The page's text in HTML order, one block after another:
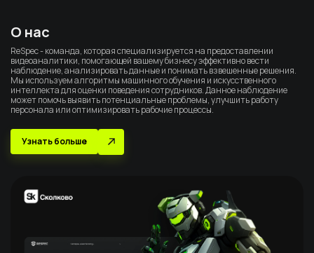
О нас
ReSpec - команда, которая специализируется на предоставлении
видеоаналитики, помогающей вашему бизнесу эффективно вести
наблюдение, анализировать данные и понимать взвешенные решения.
Мы используем алгоритмы машинного обучения и искусственного
интеллекта для оценки поведения сотрудников. Данное наблюдение
может помочь выявить потенциальные проблемы, улучшить работу
персонала или оптимизировать рабочие процессы.
Узнать больше